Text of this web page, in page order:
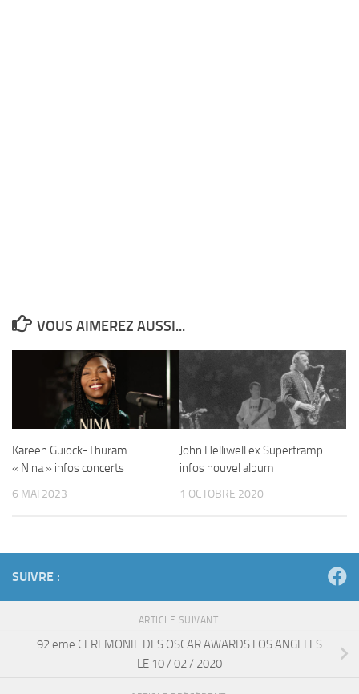
VOUS AIMEREZ AUSSI...
Kareen Guiock-Thuram
« Nina » infos concerts
6 MAI 2023
John Helliwell ex Supertramp
infos nouvel album
1 OCTOBRE 2020
SUIVRE :
ARTICLE SUIVANT
92 eme CEREMONIE DES OSCAR AWARDS LOS ANGELES
LE 10 / 02 / 2020